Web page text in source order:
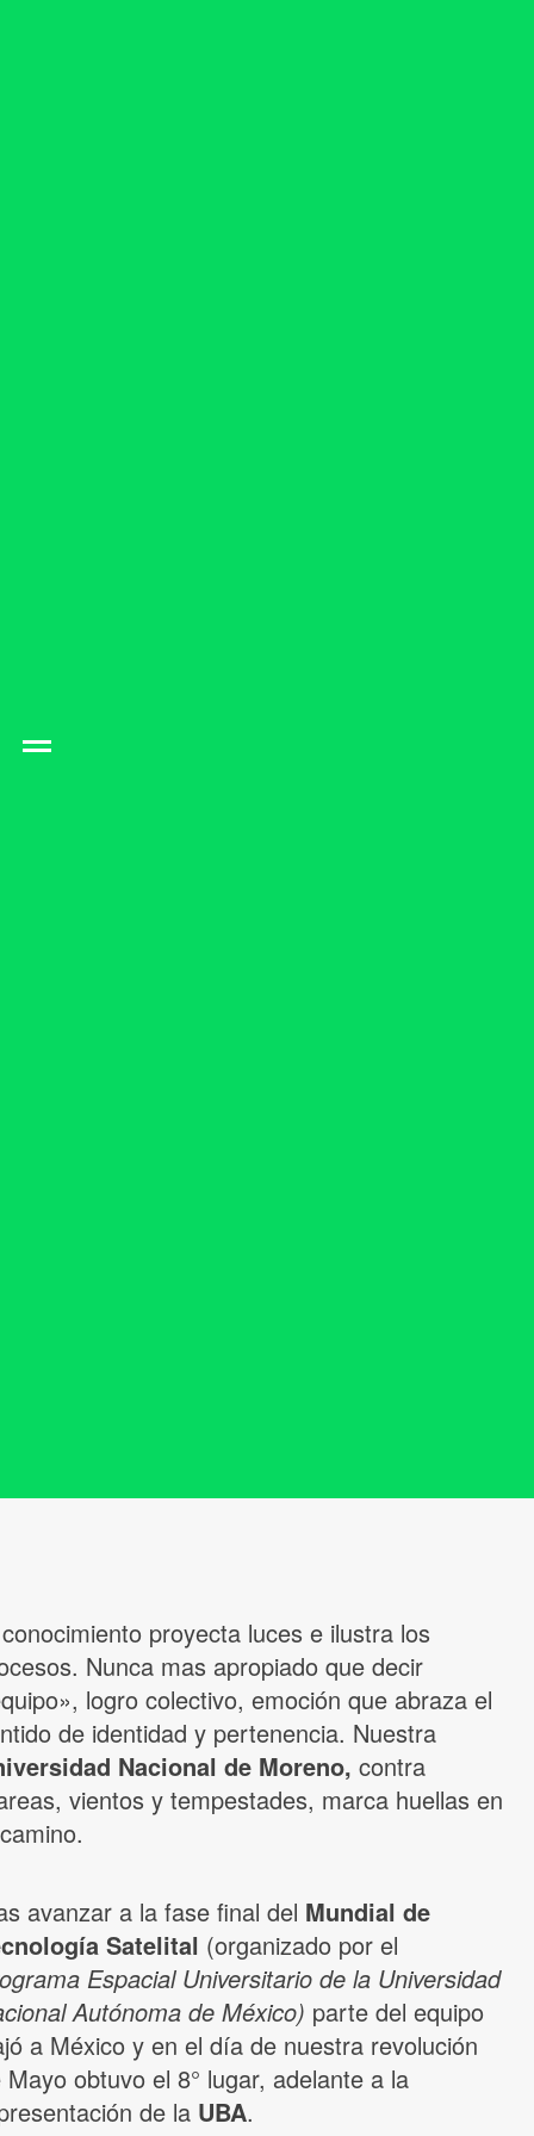
proyecta luces e ilustra los
Nunca mas apropiado que decir
logro colectivo, emoción que abraza el
de identidad y pertenencia. Nuestra
Nacional de Moreno, contra
vientos y tempestades, marca huellas en
avanzar a la fase final del Mundial de
Satelital (organizado por el
Espacial Universitario de la Universidad
Autónoma de México) parte del equipo
a México y en el día de nuestra revolución
Mayo obtuvo el 8° lugar, adelante a la
de la UBA.